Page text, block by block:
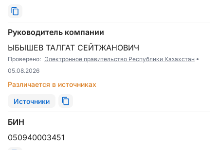
Руководитель компании
ЫБЫШЕВ ТАЛГАТ СЕЙТЖАНОВИЧ
Проверено: Электронное правительство Республики Казахстан
05.08.2026
Различается в источниках
Источники
БИН
050940003451